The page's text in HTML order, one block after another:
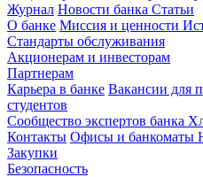
Журнал Новости банка Статьи
О банке Миссия и ценности
Стандарты обслуживания
Акционерам и инвесторам
Партнерам
Карьера в банке Вакансии для
студентов
Сообщество экспертов банка
Контакты Офисы и банкоматы
Закупки
Безопасность